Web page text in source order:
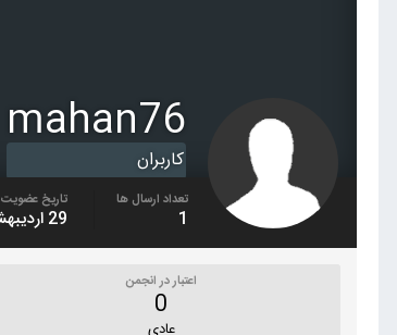
mahan76
کاربران
تعداد ارسال ها
1
تاریخ عضویت
29 اردیبهشت 1400
اعتبار در انجمن
0
عادی